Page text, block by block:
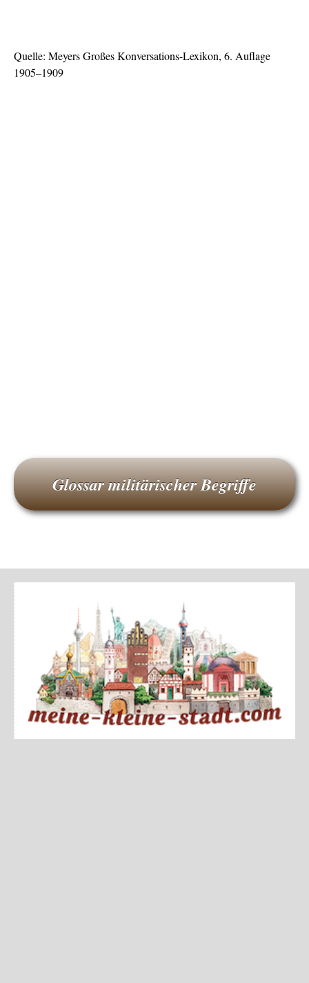
Quelle: Meyers Großes Konversations-Lexikon, 6. Auflage
1905–1909
Glossar militärischer Begriffe